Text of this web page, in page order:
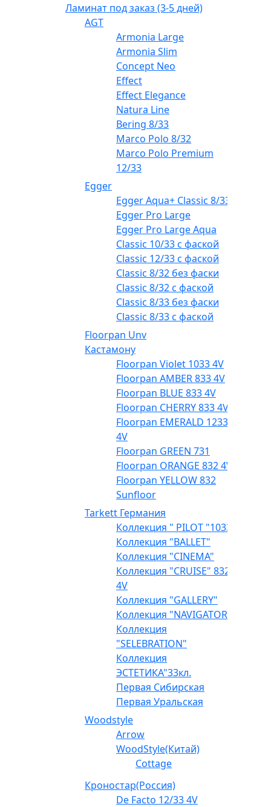
Ламинат под заказ (3-5 дней)
AGT
Armonia Large
Armonia Slim
Concept Neo
Effect
Effect Elegance
Natura Line
Bering 8/33
Marco Polo 8/32
Marco Polo Premium
12/33
Egger
Egger Aqua+ Classic 8/33
Egger Pro Large
Egger Pro Large Aqua
Classic 10/33 с фаской
Classic 12/33 с фаской
Classic 8/32 без фаски
Classic 8/32 с фаской
Classic 8/33 без фаски
Classic 8/33 с фаской
Floorpan Unv
Кастамону
Floorpan Violet 1033 4V
Floorpan AMBER 833 4V
Floorpan BLUE 833 4V
Floorpan CHERRY 833 4V
Floorpan EMERALD 1233
4V
Floorpan GREEN 731
Floorpan ORANGE 832 4V
Floorpan YELLOW 832
Sunfloor
Tarkett Германия
Коллекция " PILOT "1033
Коллекция "BALLET"
Коллекция "CINEMA"
Коллекция "CRUISE" 832
4V
Коллекция "GALLERY"
Коллекция "NAVIGATOR"
Коллекция
"SELEBRATION"
Коллекция
ЭСТЕТИКА"33кл.
Первая Сибирская
Первая Уральская
Woodstyle
Arrow
WoodStyle(Китай)
Cottage
Кроностар(Россия)
De Facto 12/33 4V